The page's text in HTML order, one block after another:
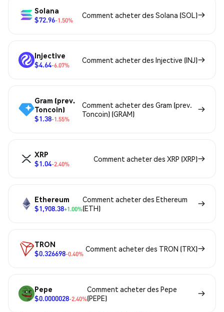
Solana
$72.96-1.50%
Comment acheter des Solana (SOL)
Injective
$4.64-6.07%
Comment acheter des Injective (INJ)
Gram (prev.
Toncoin)
$1.38-1.55%
Comment acheter des Gram (prev.
Toncoin) (GRAM)
XRP
$1.04-2.40%
Comment acheter des XRP (XRP)
Ethereum
$1,908.38+1.00%
Comment acheter des Ethereum
(ETH)
TRON
$0.326698-0.40%
Comment acheter des TRON (TRX)
Pepe
$0.0000028-2.40%
Comment acheter des Pepe
(PEPE)